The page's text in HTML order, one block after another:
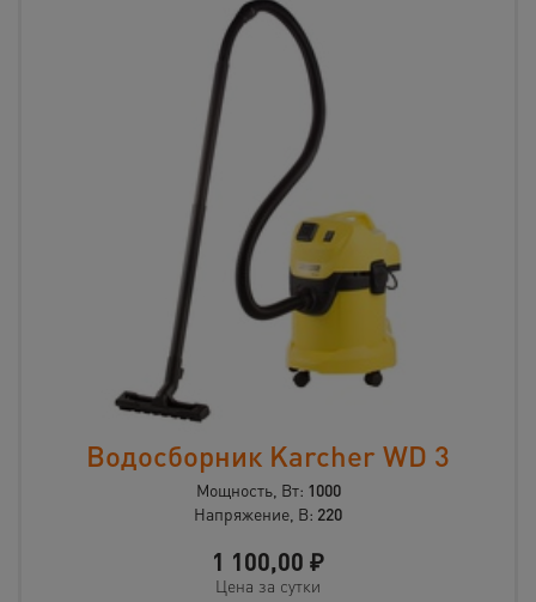
Водосборник Karcher WD 3
Мощность, Вт: 1000
Напряжение, В: 220
1 100,00 ₽
Цена за сутки